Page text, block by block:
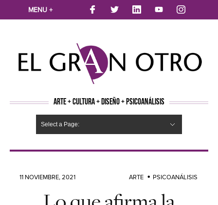
MENU +
ARTE + CULTURA + DISEÑO + PSICOANÁLISIS
Select a Page:
11 NOVIEMBRE, 2021 ARTE PSICOANÁLISIS